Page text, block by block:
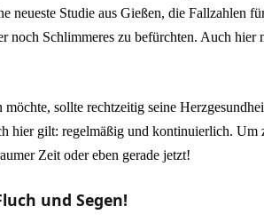
neueste Studie aus Gießen, die Fallzahlen
noch Schlimmeres zu befürchten. Auch hier
sollte rechtzeitig seine
hier gilt: regelmäßig und kontinuierlich. Um
Zeit oder eben gerade jetzt!
und Segen!